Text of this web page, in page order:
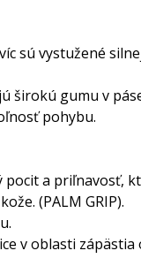
sú vystužené
širokú gumu v
pohybu.
a priľnavosť,
(PALM GRIP).
v oblasti